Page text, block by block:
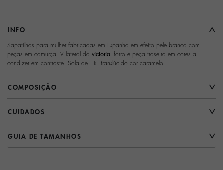
INFO
Sapatilhas para mulher fabricadas em Espanha em efeito pele branca com
peças em camurça. V lateral da victoria , forro e peça traseira em cores a
condizer em contraste. Sola de T.R. translúcido cor caramelo.
COMPOSIÇÃO
CUIDADOS
GUIA DE TAMANHOS